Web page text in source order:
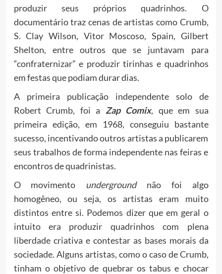
produzir seus próprios quadrinhos. O
documentário traz cenas de artistas como Crumb,
S. Clay Wilson, Vitor Moscoso, Spain, Gilbert
Shelton, entre outros que se juntavam para
“confraternizar” e produzir tirinhas e quadrinhos
em festas que podiam durar dias.
A primeira publicação independente solo de
Robert Crumb, foi a Zap Comix, que em sua
primeira edição, em 1968, conseguiu bastante
sucesso, incentivando outros artistas a publicarem
seus trabalhos de forma independente nas feiras e
encontros de quadrinistas.
O movimento undergroundnão foi algo
homogêneo, ou seja, os artistas eram muito
distintos entre si. Podemos dizer que em geral o
intuito era produzir quadrinhos com plena
liberdade criativa e contestar as bases morais da
sociedade. Alguns artistas, como o caso de Crumb,
tinham o objetivo de quebrar os tabus e chocar